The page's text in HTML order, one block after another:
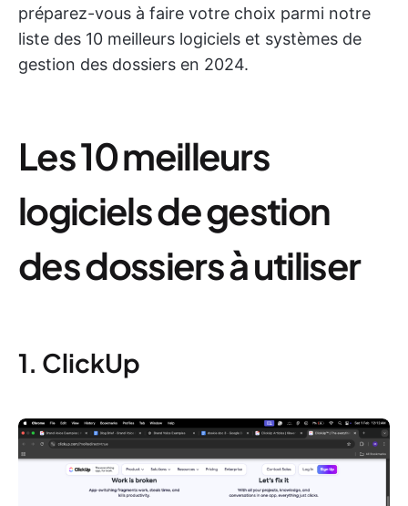
préparez-vous à faire votre choix parmi notre
liste des 10 meilleurs logiciels et systèmes de
gestion des dossiers en 2024.
Les 10 meilleurs
logiciels de gestion
des dossiers à utiliser
1. ClickUp